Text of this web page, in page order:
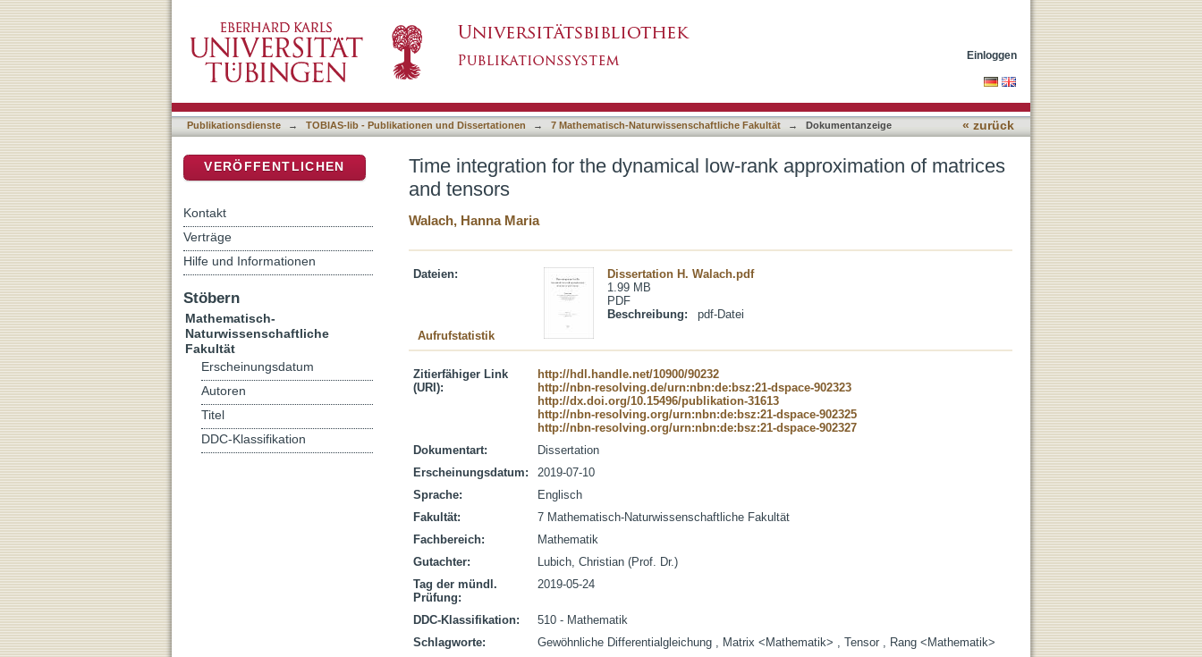
Einloggen
Publikationsdienste → TOBIAS-lib - Publikationen und Dissertationen → 7 Mathematisch-Naturwissenschaftliche Fakultät → Dokumentanzeige « zurück
Time integration for the dynamical low-rank approximation of matrices
and tensors
Walach, Hanna Maria
Dateien:
Dissertation H. Walach.pdf
1.99 MB
PDF
Beschreibung:
pdf-Datei
Aufrufstatistik
Zitierfähiger Link
(URI):
http://hdl.handle.net/10900/90232
http://nbn-resolving.de/urn:nbn:de:bsz:21-dspace-902323
http://dx.doi.org/10.15496/publikation-31613
http://nbn-resolving.org/urn:nbn:de:bsz:21-dspace-902325
http://nbn-resolving.org/urn:nbn:de:bsz:21-dspace-902327
Dokumentart:
Dissertation
Erscheinungsdatum:
2019-07-10
Sprache:
Englisch
Fakultät:
7 Mathematisch-Naturwissenschaftliche Fakultät
Fachbereich:
Mathematik
Gutachter:
Lubich, Christian (Prof. Dr.)
Tag der mündl.
Prüfung:
2019-05-24
DDC-Klassifikation:
510 - Mathematik
Schlagworte:
Gewöhnliche Differentialgleichung , Matrix <Mathematik> , Tensor , Rang <Mathematik>
VERÖFFENTLICHEN
Kontakt
Verträge
Hilfe und Informationen
Stöbern
Mathematisch-
Naturwissenschaftliche
Fakultät
Erscheinungsdatum
Autoren
Titel
DDC-Klassifikation